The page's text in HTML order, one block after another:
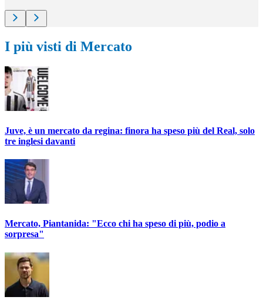
I più visti di Mercato
Juve, è un mercato da regina: finora ha speso più del Real, solo
tre inglesi davanti
Mercato, Piantanida: "Ecco chi ha speso di più, podio a
sorpresa"